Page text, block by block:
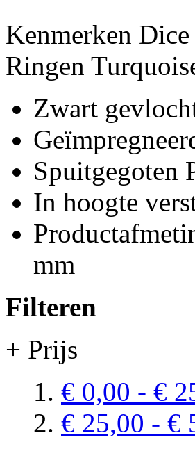
Kenmerken
Ringen
Zwart
Spuitgegoten
In hoogte
mm
Filteren
+ Prijs
€ 0,00 - €
€ 25,00 - €